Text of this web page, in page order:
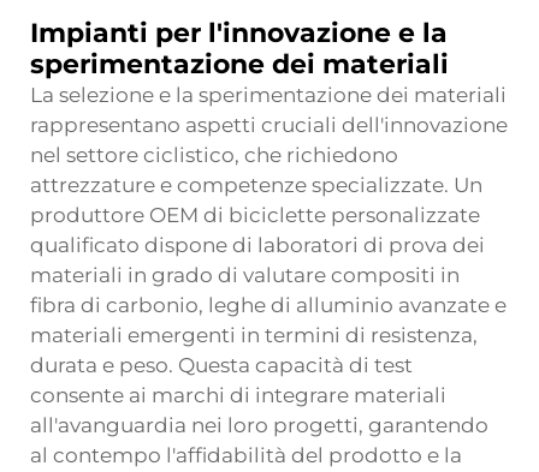
Impianti per l'innovazione e la
sperimentazione dei materiali
La selezione e la sperimentazione dei materiali
rappresentano aspetti cruciali dell'innovazione
nel settore ciclistico, che richiedono
attrezzature e competenze specializzate. Un
produttore OEM di biciclette personalizzate
qualificato dispone di laboratori di prova dei
materiali in grado di valutare compositi in
fibra di carbonio, leghe di alluminio avanzate e
materiali emergenti in termini di resistenza,
durata e peso. Questa capacità di test
consente ai marchi di integrare materiali
all'avanguardia nei loro progetti, garantendo
al contempo l'affidabilità del prodotto e la